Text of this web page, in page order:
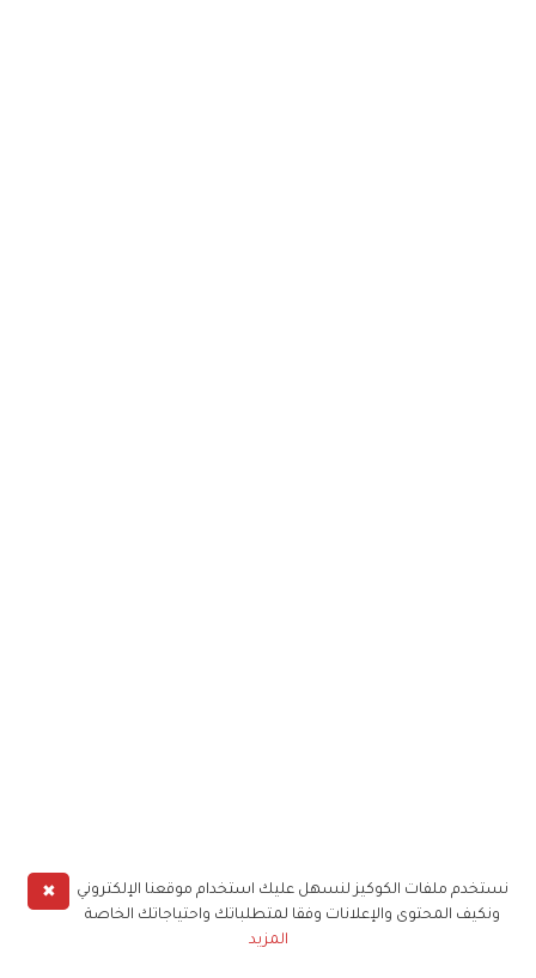
✖
نستخدم ملفات الكوكيز لنسهل عليك استخدام موقعنا الإلكتروني
ونكيف المحتوى والإعلانات وفقا لمتطلباتك واحتياجاتك الخاصة
المزيد